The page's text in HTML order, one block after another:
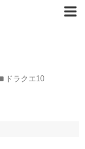
ドラクエ10